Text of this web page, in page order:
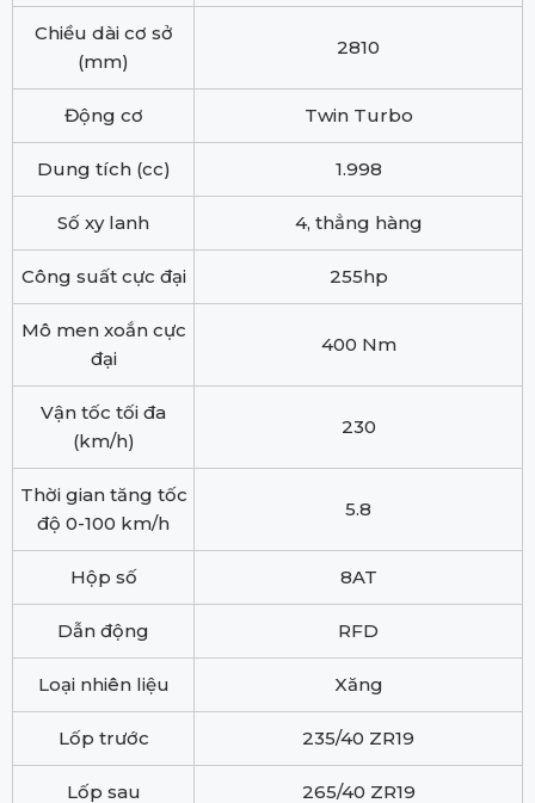
Chiều dài cơ sở
(mm)
2810
Động cơ Twin Turbo
Dung tích (cc) 1.998
Số xy lanh 4, thẳng hàng
Công suất cực đại 255hp
Mô men xoắn cực
đại
400 Nm
Vận tốc tối đa
(km/h)
230
Thời gian tăng tốc
độ 0-100 km/h
5.8
Hộp số 8AT
Dẫn động RFD
Loại nhiên liệu Xăng
Lốp trước 235/40 ZR19
Lốp sau 265/40 ZR19